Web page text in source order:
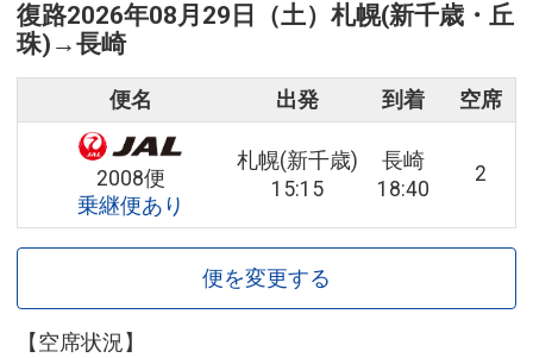
復路2026年08月29日（土） 札幌(新千歳・丘
珠) →長崎
便名 出発 到着 空席
2008便
乗継便あり
札幌(新千歳)
15:15
長崎
18:40
2
便を変更する
【空席状況】